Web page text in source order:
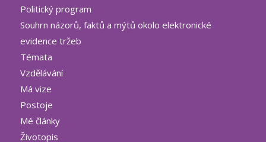
Politický program
Souhrn názorů, faktů a mýtů okolo elektronické
evidence tržeb
Témata
Vzdělávání
Má vize
Postoje
Mé články
Životopis